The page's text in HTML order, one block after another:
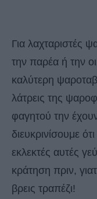
Για λαχταριστές
την παρέα ή την
καλύτερη
λάτρεις της
φαγητού την
διευκρινίσουμε
εκλεκτές αυτές
κράτηση πριν,
βρεις τραπέζι!